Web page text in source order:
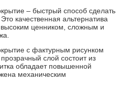
– быстрый способ сделать
качественная альтернатива
ценником, сложным и
с фактурным рисунком
слой состоит из
обладает повышенной
механическим